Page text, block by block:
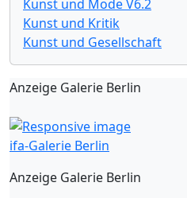
Kunst und Mode V6.2
Kunst und Kritik
Kunst und Gesellschaft
Anzeige Galerie Berlin
ifa-Galerie Berlin
Anzeige Galerie Berlin